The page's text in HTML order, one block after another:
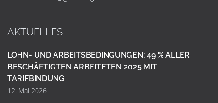
AKTUELLES
LOHN- UND ARBEITSBEDINGUNGEN: 49 % ALLER
BESCHÄFTIGTEN ARBEITETEN 2025 MIT
TARIFBINDUNG
12. Mai 2026